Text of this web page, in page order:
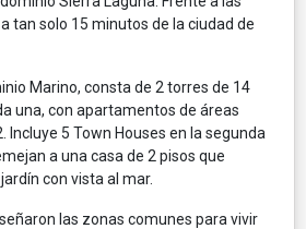
tan solo 15 minutos de la ciudad de
Marino, consta de 2 torres de 14
una, con apartamentos de áreas
Incluye 5 Town Houses en la segunda
a una casa de 2 pisos que
con vista al mar.
las zonas comunes para vivir